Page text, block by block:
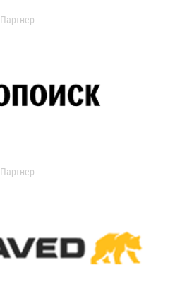
Партнер
Партнер